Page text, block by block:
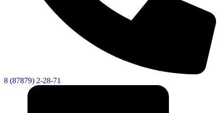
8 (87879) 2-28-71